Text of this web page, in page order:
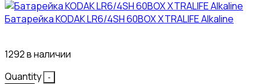
Батарейка KODAK LR6/4SH 60BOX XTRALIFE Alkaline
1292 в наличии
Quantity
-